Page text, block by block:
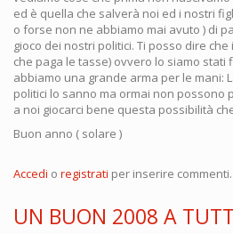
ed è quella che salverà noi ed i nostri
o forse non ne abbiamo mai avuto ) di
gioco dei nostri politici. Ti posso dire
che paga le tasse) ovvero lo siamo stati
abbiamo una grande arma per le mani:
politici lo sanno ma ormai non possono
a noi giocarci bene questa possibilità
Buon anno ( solare )
Accedi o registrati per inserire commenti.
UN BUON 2008 A